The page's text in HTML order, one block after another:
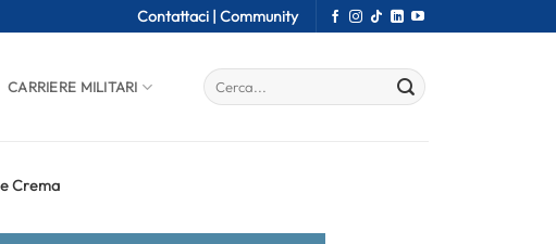
Contattaci | Community
CARRIERE MILITARI
Crema